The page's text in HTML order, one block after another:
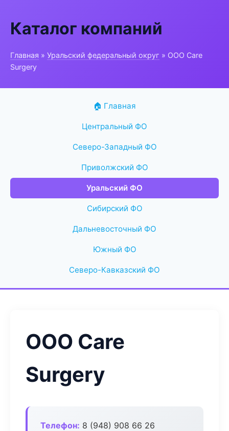
Каталог компаний
Главная » Уральский федеральный округ » ООО Care
Surgery
🏠 Главная
Центральный ФО
Северо-Западный ФО
Приволжский ФО
Уральский ФО
Сибирский ФО
Дальневосточный ФО
Южный ФО
Северо-Кавказский ФО
ООО Care
Surgery
Телефон: 8 (948) 908 66 26